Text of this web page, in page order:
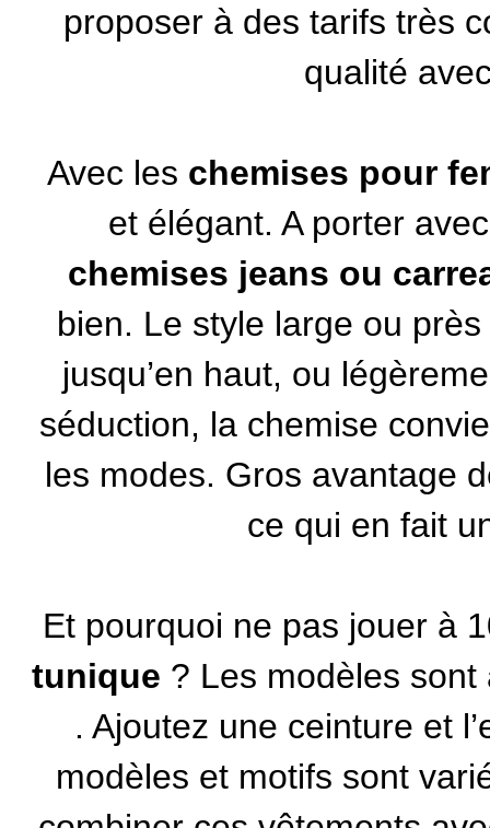
proposer à des tarifs très
qualité
Avec les chemises pour
et élégant. A porter
chemises jeans ou
bien. Le style large ou
jusqu’en haut, ou
séduction, la chemise
les modes. Gros avantage
ce qui en fait
Et pourquoi ne pas jouer à
tunique ? Les modèles
. Ajoutez une ceinture et
modèles et motifs sont